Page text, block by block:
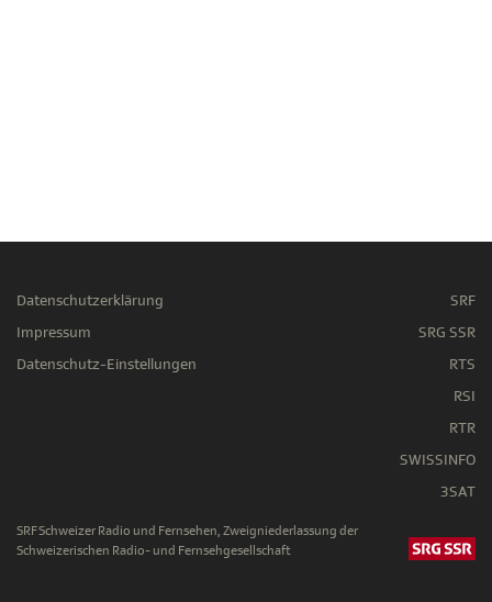
Datenschutzerklärung
Impressum
Datenschutz-Einstellungen
SRF
SRG SSR
RTS
RSI
RTR
SWISSINFO
3SAT
SRF Schweizer Radio und Fernsehen, Zweigniederlassung der
Schweizerischen Radio- und Fernsehgesellschaft